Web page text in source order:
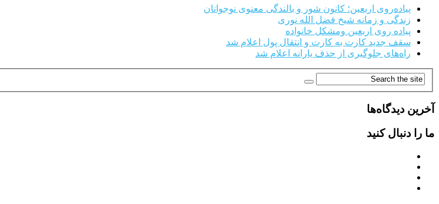
پیاده‌روی اربعین؛ کانون شور و بالندگی معنوی نوجوانان
زندگی و زمانه شیخ فضل الله نوری
پیاده روی اربعین ومشکل خانواده
سقف جدید کارت به کارت و انتقال پول اعلام شد
راه‌های جلوگیری از حذف یارانه اعلام شد
آخرین دیدگاه‌ها
ما را دنبال کنید